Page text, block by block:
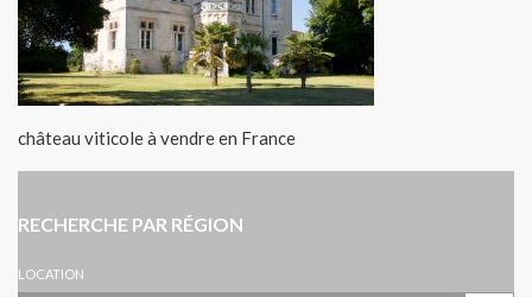
château viticole à vendre en France
RECHERCHE PAR RÉGION
LOCATION